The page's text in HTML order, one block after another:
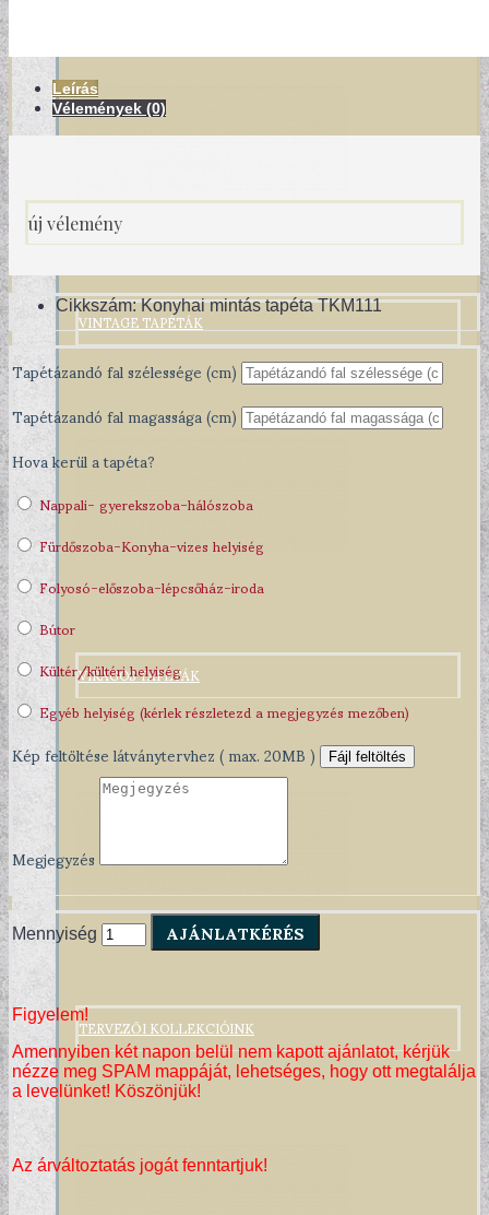
VINTAGE TAPÉTÁK
VIRÁGOS TAPÉTÁK
TERVEZŐI KOLLEKCIÓINK
Leírás
Vélemények (0)
új vélemény
Cikkszám:Konyhai mintás tapéta TKM111
Tapétázandó fal szélessége (cm)
Tapétázandó fal magassága (cm)
Hova kerül a tapéta?
Nappali- gyerekszoba-hálószoba
Fürdőszoba-Konyha-vizes helyiség
Folyosó-előszoba-lépcsőház-iroda
Bútor
Kültér/kültéri helyiség
Egyéb helyiség (kérlek részletezd a megjegyzés mezőben)
Kép feltöltése látványtervhez ( max. 20MB ) Fájl feltöltés
Megjegyzés
Mennyiség AJÁNLATKÉRÉS
Figyelem!
Amennyiben két napon belül nem kapott ajánlatot, kérjük
nézze meg SPAM mappáját, lehetséges, hogy ott megtalálja
a levelünket! Köszönjük!
Az árváltoztatás jogát fenntartjuk!